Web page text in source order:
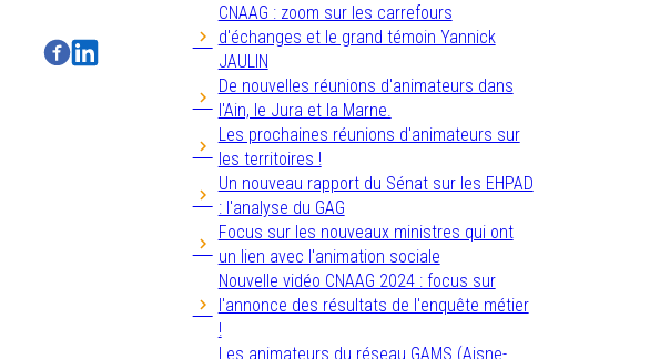
CNAAG : zoom sur les carrefours
d'échanges et le grand témoin Yannick
JAULIN
De nouvelles réunions d'animateurs dans
l'Ain, le Jura et la Marne.
Les prochaines réunions d'animateurs sur
les territoires !
Un nouveau rapport du Sénat sur les EHPAD
: l'analyse du GAG
Focus sur les nouveaux ministres qui ont
un lien avec l'animation sociale
Nouvelle vidéo CNAAG 2024 : focus sur
l'annonce des résultats de l'enquête métier
!
Les animateurs du réseau GAMS (Aisne-